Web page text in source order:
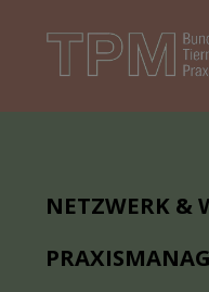
NETZWERK &